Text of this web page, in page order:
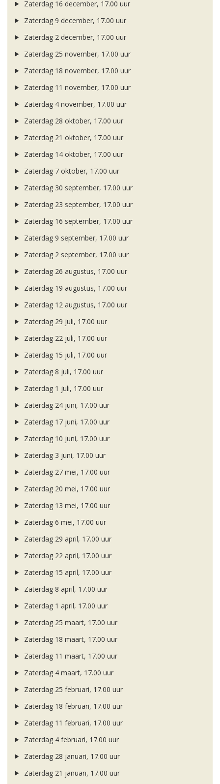
Zaterdag 16 december, 17.00 uur
Zaterdag 9 december, 17.00 uur
Zaterdag 2 december, 17.00 uur
Zaterdag 25 november, 17.00 uur
Zaterdag 18 november, 17.00 uur
Zaterdag 11 november, 17.00 uur
Zaterdag 4 november, 17.00 uur
Zaterdag 28 oktober, 17.00 uur
Zaterdag 21 oktober, 17.00 uur
Zaterdag 14 oktober, 17.00 uur
Zaterdag 7 oktober, 17.00 uur
Zaterdag 30 september, 17.00 uur
Zaterdag 23 september, 17.00 uur
Zaterdag 16 september, 17.00 uur
Zaterdag 9 september, 17.00 uur
Zaterdag 2 september, 17.00 uur
Zaterdag 26 augustus, 17.00 uur
Zaterdag 19 augustus, 17.00 uur
Zaterdag 12 augustus, 17.00 uur
Zaterdag 29 juli, 17.00 uur
Zaterdag 22 juli, 17.00 uur
Zaterdag 15 juli, 17.00 uur
Zaterdag 8 juli, 17.00 uur
Zaterdag 1 juli, 17.00 uur
Zaterdag 24 juni, 17.00 uur
Zaterdag 17 juni, 17.00 uur
Zaterdag 10 juni, 17.00 uur
Zaterdag 3 juni, 17.00 uur
Zaterdag 27 mei, 17.00 uur
Zaterdag 20 mei, 17.00 uur
Zaterdag 13 mei, 17.00 uur
Zaterdag 6 mei, 17.00 uur
Zaterdag 29 april, 17.00 uur
Zaterdag 22 april, 17.00 uur
Zaterdag 15 april, 17.00 uur
Zaterdag 8 april, 17.00 uur
Zaterdag 1 april, 17.00 uur
Zaterdag 25 maart, 17.00 uur
Zaterdag 18 maart, 17.00 uur
Zaterdag 11 maart, 17.00 uur
Zaterdag 4 maart, 17.00 uur
Zaterdag 25 februari, 17.00 uur
Zaterdag 18 februari, 17.00 uur
Zaterdag 11 februari, 17.00 uur
Zaterdag 4 februari, 17.00 uur
Zaterdag 28 januari, 17.00 uur
Zaterdag 21 januari, 17.00 uur